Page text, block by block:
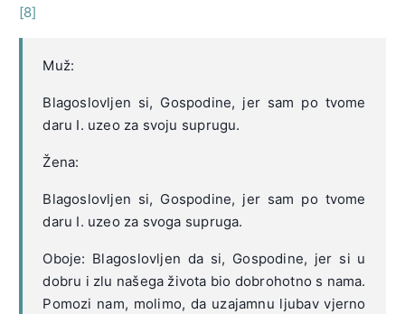
[8]
Muž:
Blagoslovljen si, Gospodine, jer sam po tvome
daru I. uzeo za svoju suprugu.
Žena:
Blagoslovljen si, Gospodine, jer sam po tvome
daru I. uzeo za svoga supruga.
Oboje: Blagoslovljen da si, Gospodine, jer si u
dobru i zlu našega života bio dobrohotno s nama.
Pomozi nam, molimo, da uzajamnu ljubav vjerno